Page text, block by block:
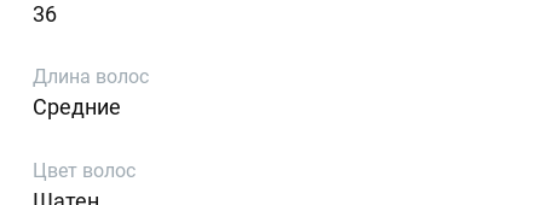
36
Длина волос
Средние
Цвет волос